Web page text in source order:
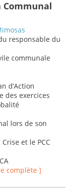
Communal
responsable du
communale
d’Action
des exercices
lors de son
et le PCC
complète ]